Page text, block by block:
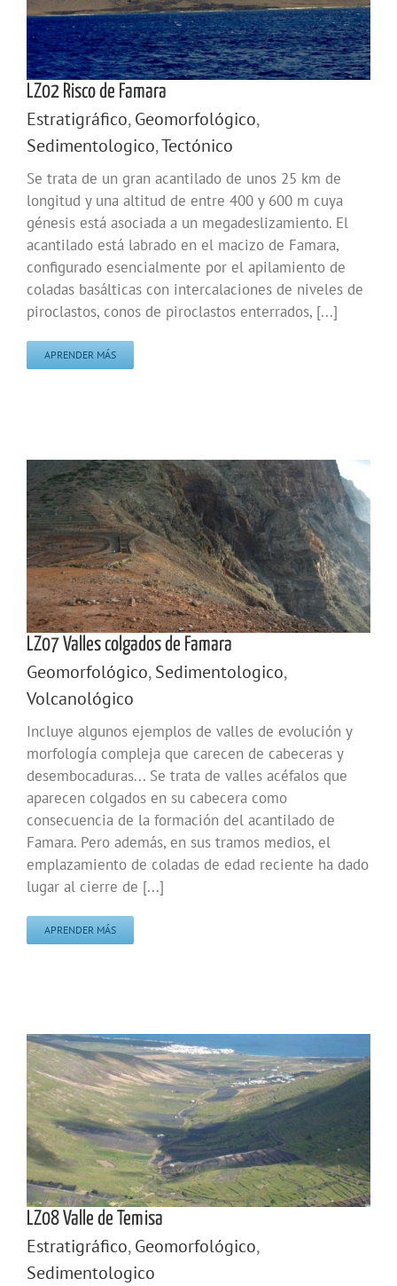
LZ02 Risco de Famara
Estratigráfico,Geomorfológico,
Sedimentologico,Tectónico
Se trata de un gran acantilado de unos 25 km de
longitud y una altitud de entre 400 y 600 m cuya
génesis está asociada a un megadeslizamiento. El
acantilado está labrado en el macizo de Famara,
configurado esencialmente por el apilamiento de
coladas basálticas con intercalaciones de niveles de
piroclastos, conos de piroclastos enterrados, [...]
APRENDER MÁS
LZ07 Valles colgados de Famara
Geomorfológico,Sedimentologico,
Volcanológico
Incluye algunos ejemplos de valles de evolución y
morfología compleja que carecen de cabeceras y
desembocaduras... Se trata de valles acéfalos que
aparecen colgados en su cabecera como
consecuencia de la formación del acantilado de
Famara. Pero además, en sus tramos medios, el
emplazamiento de coladas de edad reciente ha dado
lugar al cierre de [...]
APRENDER MÁS
LZ08 Valle de Temisa
Estratigráfico,Geomorfológico,
Sedimentologico